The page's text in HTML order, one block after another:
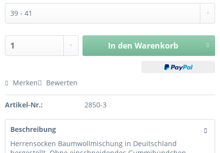
In den Warenkorb
Merken Bewerten
Artikel-Nr.: 2850-3
Beschreibung
Herrensocken Baumwollmischung in Deuitschland